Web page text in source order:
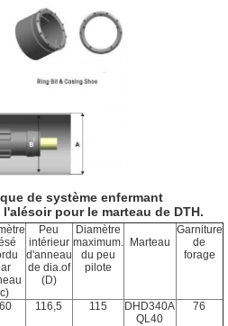
de système enfermant
pour le marteau de DTH.
Peu
intérieur
d'anneau
de dia.of
(D)
Diamètre
maximum.
du peu
pilote
Marteau
Garniture
de
forage
116,5 115
DHD340A
QL40
76